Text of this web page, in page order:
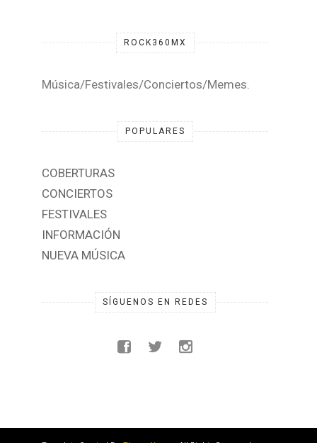
ROCK360MX
Música/Festivales/Conciertos/Memes.
POPULARES
COBERTURAS
CONCIERTOS
FESTIVALES
INFORMACIÓN
NUEVA MÚSICA
SÍGUENOS EN REDES